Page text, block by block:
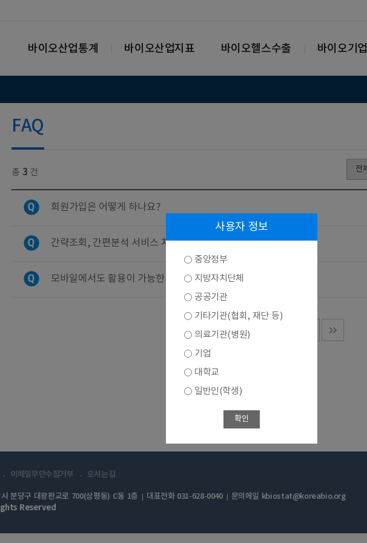
바이오산업통계 바이오산업지표 바이오헬스수출 바이오기업
FAQ
총 3 건
회원가입은 어떻게 하나요?
간략조회, 간편분석 서비스 차이는 무엇인가요?
모바일에서도 활용이 가능한가요?
사용자 정보
중앙정부
지방자치단체
공공기관
기타기관(협회, 재단 등)
의료기관(병원)
기업
대학교
일반인(학생)
확인
이메일무단수집거부 오시는길
분당구 대왕판교로 700(삼평동) C동 1층 대표전화 031-628-0040
문의메일 kbiostat@koreabio.org
Reserved